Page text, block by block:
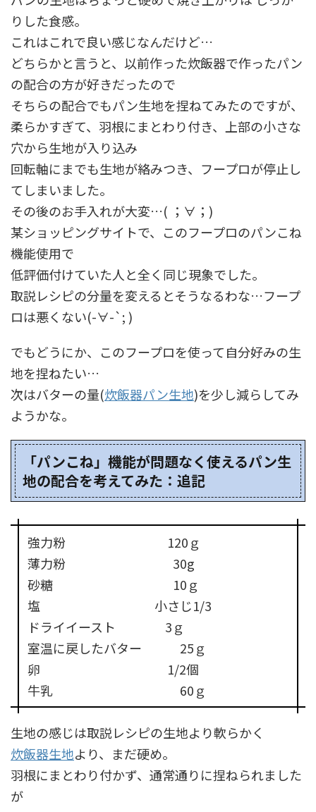
りした食感。
これはこれで良い感じなんだけど…
どちらかと言うと、以前作った炊飯器で作ったパン
の配合の方が好きだったので
そちらの配合でもパン生地を捏ねてみたのですが、
柔らかすぎて、羽根にまとわり付き、上部の小さな
穴から生地が入り込み
回転軸にまでも生地が絡みつき、フープロが停止し
てしまいました。
その後のお手入れが大変…( ；∀；)
某ショッピングサイトで、このフープロのパンこね
機能使用で
低評価付けていた人と全く同じ現象でした。
取説レシピの分量を変えるとそうなるわな…フープ
ロは悪くない(-∀-`; )
でもどうにか、このフープロを使って自分好みの生
地を捏ねたい…
次はバターの量(炊飯器パン生地)を少し減らしてみ
ようかな。
「パンこね」機能が問題なく使えるパン生
地の配合を考えてみた：追記
強力粉 120ｇ
薄力粉 30g
砂糖 10ｇ
塩 小さじ1/3
ドライイースト 3ｇ
室温に戻したバター 25ｇ
卵 1/2個
牛乳 60ｇ
生地の感じは取説レシピの生地より軟らかく
炊飯器生地より、まだ硬め。
羽根にまとわり付かず、通常通りに捏ねられました
が